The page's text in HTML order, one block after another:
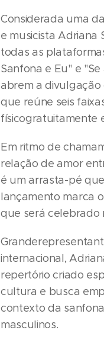
Considerada uma
e musicista Adriana
todas as
Sanfona e Eu" e
abrem a divulgação
que reúne seis
físicogratuitamente
Em ritmo de
relação de amor
é um arrasta-pé
lançamento marca
que será celebrado
internacional,
repertório criado
cultura e busca
contexto da
masculinos.